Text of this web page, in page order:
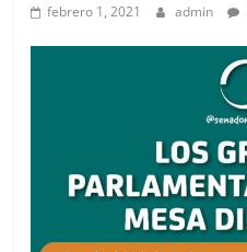
febrero 1, 2021 admin